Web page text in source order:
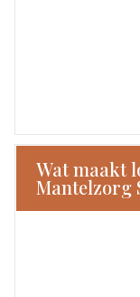
Wat maakt
Mantelzorg